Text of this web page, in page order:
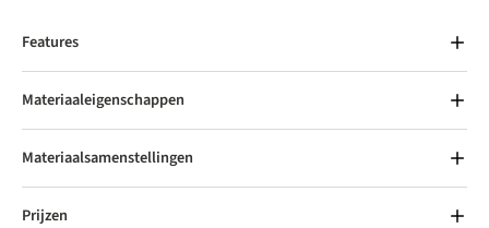
Features
Materiaaleigenschappen
Materiaalsamenstellingen
Prijzen